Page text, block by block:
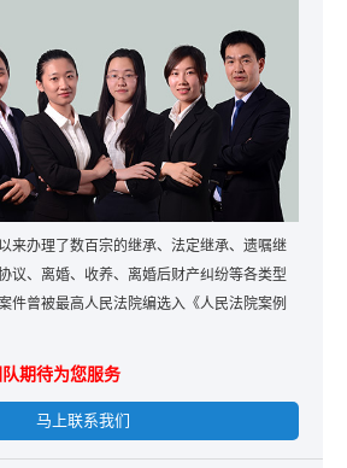
来办理了数百宗的继承、法定继承、遗嘱继
议、离婚、收养、离婚后财产纠纷等各类型
件曾被最高人民法院编选入《人民法院案例
期待为您服务
马上联系我们